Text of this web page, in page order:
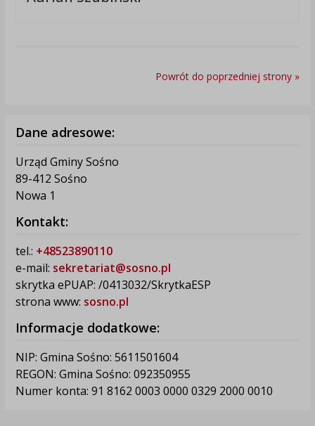
Powrót do poprzedniej strony »
Dane adresowe:
Urząd Gminy Sośno
89-412 Sośno
Nowa 1
Kontakt:
tel.: +48523890110
e-mail: sekretariat@sosno.pl
skrytka ePUAP: /0413032/SkrytkaESP
strona www: sosno.pl
Informacje dodatkowe:
NIP: Gmina Sośno: 5611501604
REGON: Gmina Sośno: 092350955
Numer konta: 91 8162 0003 0000 0329 2000 0010